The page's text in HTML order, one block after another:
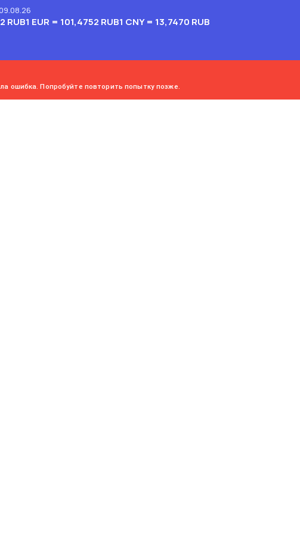
RUB1 EUR = 101,4752 RUB1 CNY = 13,7470 RUB
ошибка. Попробуйте повторить попытку позже.